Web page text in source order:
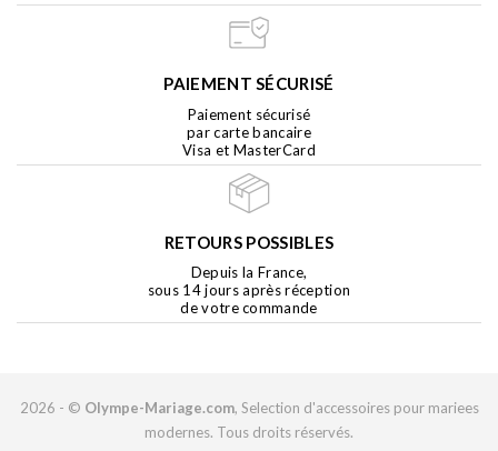
PAIEMENT SÉCURISÉ
Paiement sécurisé
par carte bancaire
Visa et MasterCard
RETOURS POSSIBLES
Depuis la France,
sous 14 jours après réception
de votre commande
2026 - © Olympe-Mariage.com, Selection d'accessoires pour mariees
modernes. Tous droits réservés.